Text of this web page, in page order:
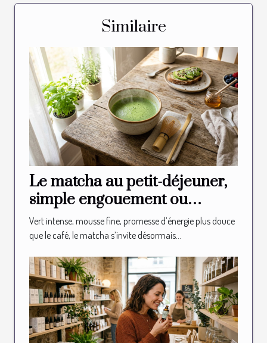
Similaire
Le matcha au petit-déjeuner,
simple engouement ou
nouvelle habitude ?
Vert intense, mousse fine, promesse d’énergie plus douce
que le café, le matcha s’invite désormais...